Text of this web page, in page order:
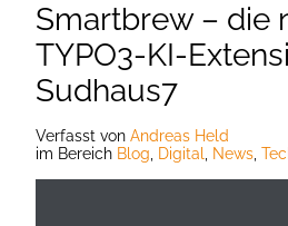
Smartbrew – die
TYPO3-KI-
Sudhaus7
Verfasst von Andreas Held
im Bereich Blog, Digital, News,